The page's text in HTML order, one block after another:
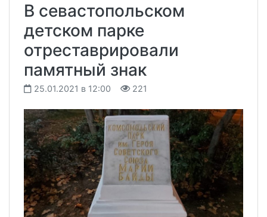
В севастопольском
детском парке
отреставрировали
памятный знак
25.01.2021 в 12:00 221